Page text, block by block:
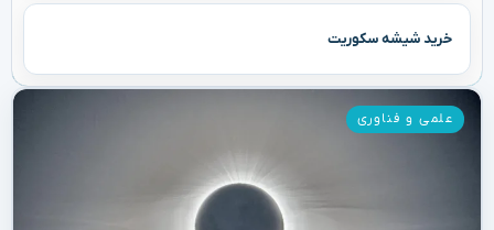
خرید شیشه سکوریت
علمی و فناوری